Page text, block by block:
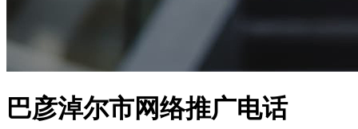
巴彦淖尔市网络推广电话